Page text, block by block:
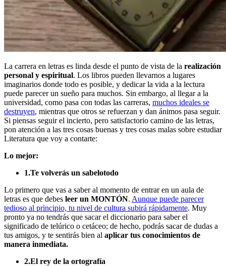
La carrera en letras es linda desde el punto de vista de la realización
personal y espiritual. Los libros pueden llevarnos a lugares
imaginarios donde todo es posible, y dedicar la vida a la lectura
puede parecer un sueño para muchos. Sin embargo, al llegar a la
universidad, como pasa con todas las carreras, muchos ideales se
destruyen, mientras que otros se refuerzan y dan ánimos pasa seguir.
Si piensas seguir el incierto, pero satisfactorio camino de las letras,
pon atención a las tres cosas buenas y tres cosas malas sobre estudiar
Literatura que voy a contarte:
Lo mejor:
1.Te volverás un sabelotodo
Lo primero que vas a saber al momento de entrar en un aula de
letras es que debes leer un MONTÓN. Aunque puede parecer
tedioso al principio, tu nivel de cultura subirá rápidamente. Muy
pronto ya no tendrás que sacar el diccionario para saber el
significado de telúrico o cetáceo; de hecho, podrás sacar de dudas a
tus amigos, y te sentirás bien al aplicar tus conocimientos de
manera inmediata.
2.El rey de la ortografía